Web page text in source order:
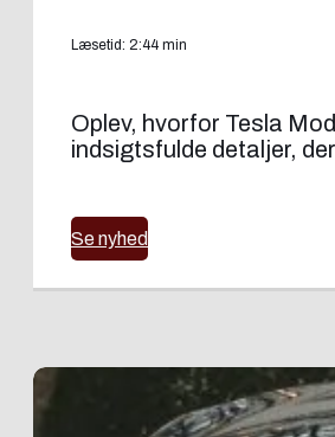
Læsetid: 2:44 min
Oplev, hvorfor Tesla
indsigtsfulde detaljer,
Se nyhed